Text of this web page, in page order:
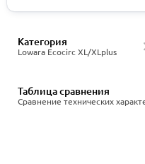
Lowara Ecocirc XL/XLplus
Категория
Сравнение технических
Таблица сравнения